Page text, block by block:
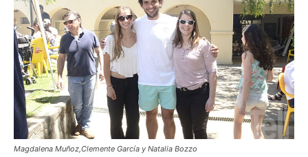
Magdalena Muñoz,Clemente García y Natalia Bozzo